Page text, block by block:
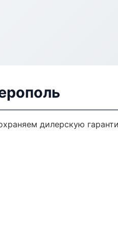
дилерскую